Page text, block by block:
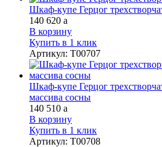
Шкаф-купе Герцог
140 620 a
В корзину
Купить в 1 клик
Артикул: Т00707
Шкаф-купе Герцог
массива сосны
140 510 a
В корзину
Купить в 1 клик
Артикул: Т00708